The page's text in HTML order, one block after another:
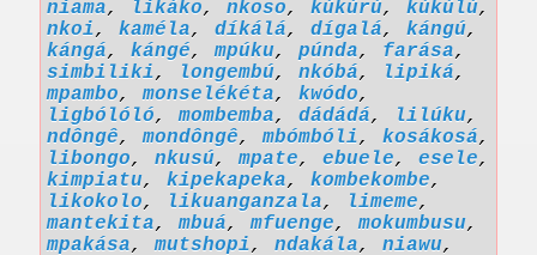
niama, likáko, nkoso, kúkúrú, kúkúlú,
nkoi, kaméla, díkálá, dígalá, kángú,
kángá, kángé,mpúku, púnda, farása,
simbiliki, longembú, nkóbá, lipiká,
mpambo,monselékéta, kwódo,
ligbólóló,mombemba, dádádá, lilúku,
ndôngê,mondôngê,mbómbóli, kosákosá,
libongo, nkusú,mpate, ebuele, esele,
kimpiatu, kipekapeka, kombekombe,
likokolo, likuanganzala, limeme,
mantekita,mbuá,mfuenge,mokumbusu,
mpakása,mutshopi, ndakála, niawu,